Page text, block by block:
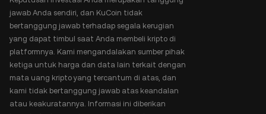
jawab Anda sendiri, dan KuCoin tidak
bertanggung jawab terhadap segala kerugian
yang dapat timbul saat Anda membeli kripto di
platformnya. Kami mengandalakan sumber pihak
ketiga untuk harga dan data lain terkait dengan
mata uang kripto yang tercantum di atas, dan
kami tidak bertanggung jawab atas keandalan
atau keakuratannya. Informasi ini diberikan